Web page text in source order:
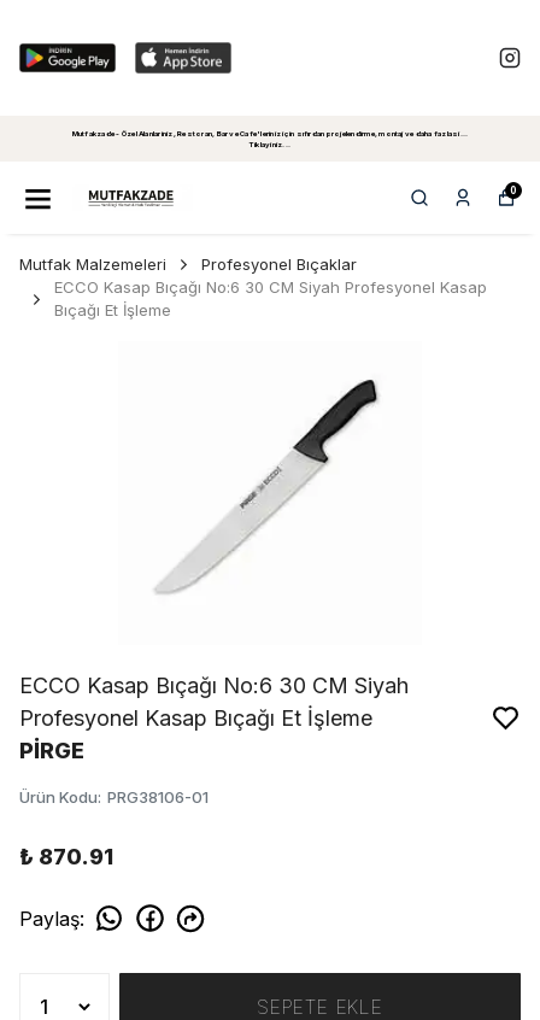
Mutfakzade - Özel Alanlariniz, Restoran, Bar ve Cafe'leriniz için sıfırdan projelendirme, montaj ve daha fazlasi...
Tiklayiniz...
0
Mutfak Malzemeleri
Profesyonel Bıçaklar
ECCO Kasap Bıçağı No:6 30 CM Siyah Profesyonel Kasap
Bıçağı Et İşleme
ECCO Kasap Bıçağı No:6 30 CM Siyah
Profesyonel Kasap Bıçağı Et İşleme
PİRGE
Ürün Kodu: PRG38106-01
₺ 870.91
Paylaş:
SEPETE EKLE